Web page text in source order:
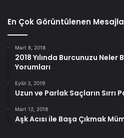
En Çok Görüntülenen
Mart 8, 2018
2018 Yılında Burcunuzu Neler
Yorumları
Eylül 3, 2019
Uzun ve Parlak Saçların Sırrı
Mart 12, 2018
Aşk Acısı ile Başa Çıkmak